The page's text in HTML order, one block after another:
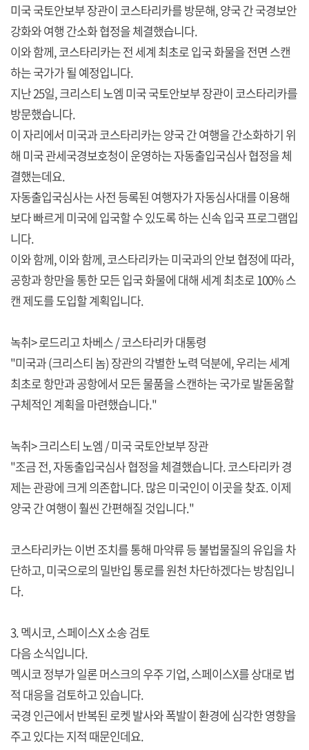
미국 국토안보부 장관이 코스타리카를 방문해, 양국 간 국경보안
강화와 여행 간소화 협정을 체결했습니다.
이와 함께, 코스타리카는 전 세계 최초로 입국 화물을 전면 스캔
하는 국가가 될 예정입니다.
지난 25일, 크리스티 노엠 미국 국토안보부 장관이 코스타리카를
방문했습니다.
이 자리에서 미국과 코스타리카는 양국 간 여행을 간소화하기 위
해 미국 관세국경보호청이 운영하는 자동출입국심사 협정을 체
결했는데요.
자동출입국심사는 사전 등록된 여행자가 자동심사대를 이용해
보다 빠르게 미국에 입국할 수 있도록 하는 신속 입국 프로그램입
니다.
이와 함께, 이와 함께, 코스타리카는 미국과의 안보 협정에 따라,
공항과 항만을 통한 모든 입국 화물에 대해 세계 최초로 100% 스
캔 제도를 도입할 계획입니다.
녹취> 로드리고 차베스 / 코스타리카 대통령
"미국과 (크리스티 놈) 장관의 각별한 노력 덕분에, 우리는 세계
최초로 항만과 공항에서 모든 물품을 스캔하는 국가로 발돋움할
구체적인 계획을 마련했습니다."
녹취> 크리스티 노엠 / 미국 국토안보부 장관
"조금 전, 자동출입국심사 협정을 체결했습니다. 코스타리카 경
제는 관광에 크게 의존합니다. 많은 미국인이 이곳을 찾죠. 이제
양국 간 여행이 훨씬 간편해질 것입니다."
코스타리카는 이번 조치를 통해 마약류 등 불법물질의 유입을 차
단하고, 미국으로의 밀반입 통로를 원천 차단하겠다는 방침입니
다.
3. 멕시코, 스페이스X 소송 검토
다음 소식입니다.
멕시코 정부가 일론 머스크의 우주 기업, 스페이스X를 상대로 법
적 대응을 검토하고 있습니다.
국경 인근에서 반복된 로켓 발사와 폭발이 환경에 심각한 영향을
주고 있다는 지적 때문인데요.